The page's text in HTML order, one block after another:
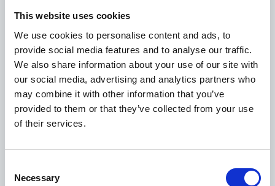
This website uses cookies
We use cookies to personalise content and ads, to
provide social media features and to analyse our traffic.
We also share information about your use of our site with
our social media, advertising and analytics partners who
may combine it with other information that you’ve
provided to them or that they’ve collected from your use
of their services.
Selection
Necessary
Detaily
ITALINOX s.r.o.